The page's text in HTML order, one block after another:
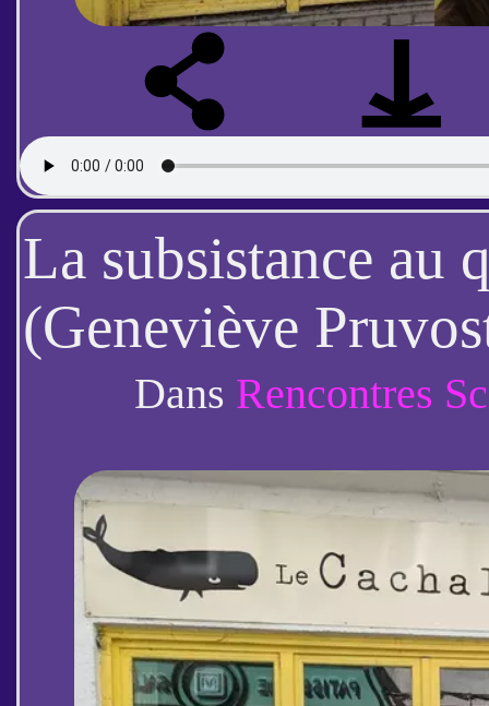
La subsistance au
(Geneviève
Dans Rencontres